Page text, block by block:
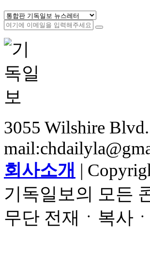
3055 Wilshire
회사소개 |
기독일보의 모든
무단 전재ㆍ복사